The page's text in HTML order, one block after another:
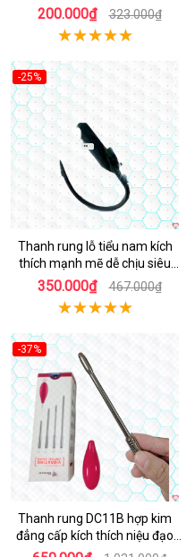
cảm
200.000₫ 323.000₫
-25%
Thanh rung lỗ tiểu nam kích
thích mạnh mẽ dễ chịu siêu
sướng
350.000₫ 467.000₫
-37%
Hot
Thanh rung DC11B hợp kim
đẳng cấp kích thích niệu đạo
mạnh mẽ